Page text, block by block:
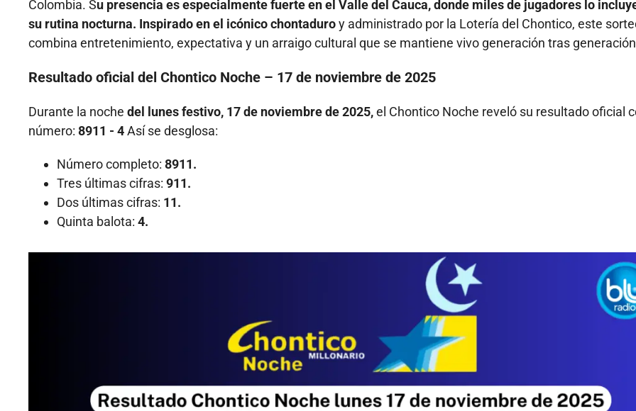
Colombia. Su presencia es especialmente fuerte en el Valle del Cauca, donde miles de jugadores lo
su rutina nocturna. Inspirado en el icónico chontaduroy administrado por la Lotería del Chontico, este
combina entretenimiento, expectativa y un arraigo cultural que se mantiene vivo generación tras
Resultado oficial del Chontico Noche – 17 de noviembre de 2025
Durante la noche del lunes festivo, 17 de noviembre de 2025,el Chontico Noche reveló su resultado oficial
número: 8911 - 4Así se desglosa:
Número completo: 8911.
Tres últimas cifras: 911.
Dos últimas cifras: 11.
Quinta balota: 4.